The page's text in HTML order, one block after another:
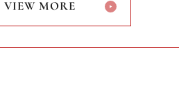
※時間外手当は全額支給
※給与は、経験や前職給与を考慮の
VIEW MORE